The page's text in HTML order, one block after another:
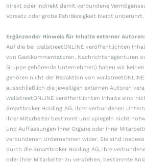
direkt oder indirekt damit verbundene
Vorsatz oder grobe Fahrlässigkeit bleibt unberührt.
Ergänzender Hinweis für Inhalte externer Autoren:
Auf die bei wallstreetONLINE veröffentlichten
von Gastkommentatoren, Nachrichtenagenturen
Gruppe gehörende Unternehmen) haben wir
gehören nicht der Redaktion von
ausschließlich die jeweiligen externen Autoren
wallstreetONLINE veröffentlichten Inhalte sind
Smartbroker Holding AG, ihrer verbundenen
ihrer Mitarbeiter bestimmt und spiegeln nicht
und Auffassungen ihrer Organe oder ihrer
verbundenen Unternehmen wider. Sie sind
durch die Smartbroker Holding AG, ihre
oder ihrer Mitarbeiter zu verstehen, bestimmte